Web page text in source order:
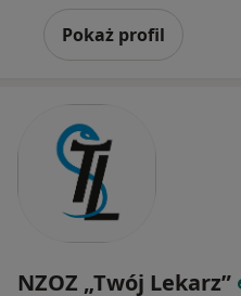
Pokaż profil
NZOZ „Twój Lekarz”